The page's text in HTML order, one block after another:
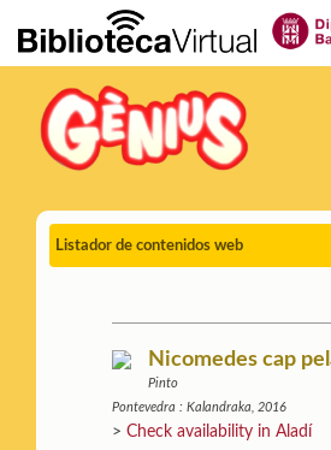
Skip to Main Content
Listador de contenidos web
Nicomedes cap
Pinto
Pontevedra : Kalandraka, 2016
>Check availability in Aladí